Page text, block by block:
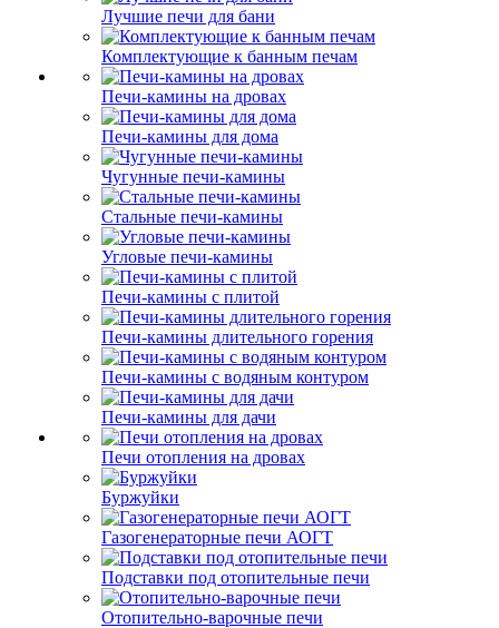
Лучшие печи для бани
Комплектующие к банным печам
Печи-камины на дровах
Печи-камины для дома
Чугунные печи-камины
Стальные печи-камины
Угловые печи-камины
Печи-камины с плитой
Печи-камины длительного горения
Печи-камины с водяным контуром
Печи-камины для дачи
Печи отопления на дровах
Буржуйки
Газогенераторные печи АОГТ
Подставки под отопительные печи
Отопительно-варочные печи